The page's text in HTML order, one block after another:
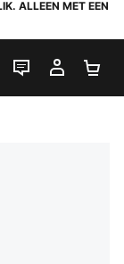
ALLEEN MET EEN
LIVE CHAT
MIJN